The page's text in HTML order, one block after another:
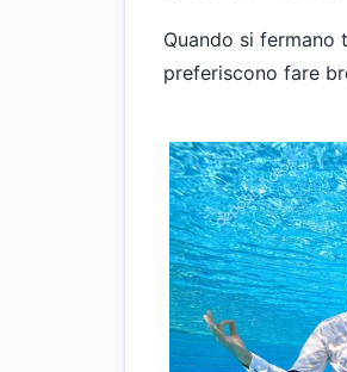
Quando si
preferiscono fare